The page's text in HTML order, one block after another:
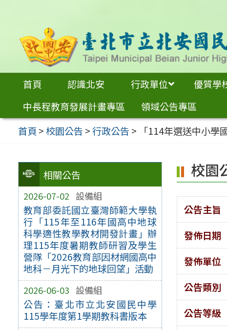
內
首頁 認識北安 行政單位 優質學
中長程教育發展計畫專區
領域公告專區
首頁 >校園公告 >行政公告 > 「114年選送中小
相關公告
2026-07-02 設備組
教育部委託國立臺灣師範大學執
行「115年至116年國高中地球
科學適性教學教材開發計畫」辦
理115年度暑期教師研習及學生
營隊「2026教育部因材網國高中
地科－月光下的地球回望」活動
2026-06-03 設備組
公告：臺北市立北安國民中學
115學年度第1學期教科書版本
校園
公告主旨
發佈日期
發佈單位
公告類別
公告等級